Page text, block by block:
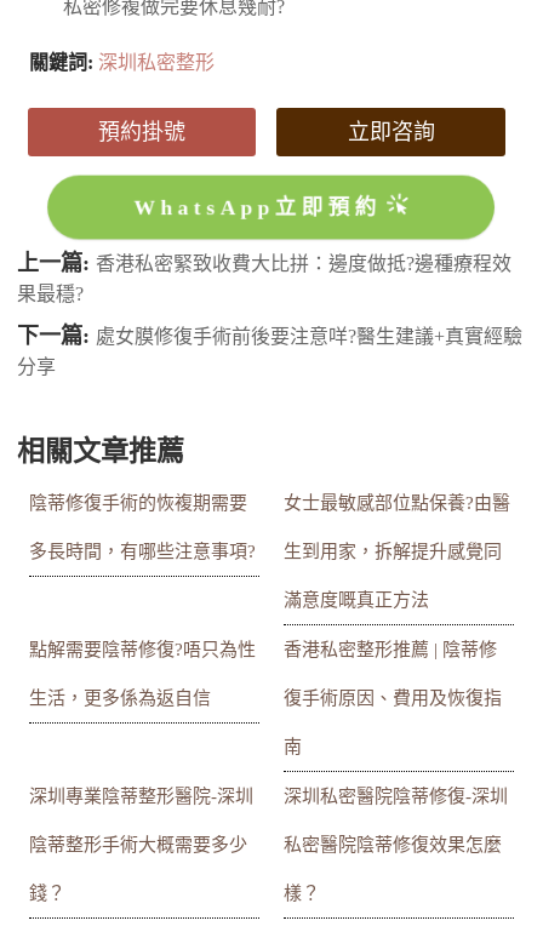
私密修複做完要休息幾耐?
關鍵詞:深圳私密整形
預約掛號 立即咨詢
WhatsApp立即預約
上一篇: 香港私密緊致收費大比拼：邊度做抵?邊種療程效
果最穩?
下一篇: 處女膜修復手術前後要注意咩?醫生建議+真實經驗
分享
相關文章推薦
陰蒂修復手術的恢複期需要
多長時間，有哪些注意事項?
女士最敏感部位點保養?由醫
生到用家，拆解提升感覺同
滿意度嘅真正方法
點解需要陰蒂修復?唔只為性
生活，更多係為返自信
香港私密整形推薦 | 陰蒂修
復手術原因、費用及恢復指
南
深圳專業陰蒂整形醫院-深圳
陰蒂整形手術大概需要多少
錢？
深圳私密醫院陰蒂修復-深圳
私密醫院陰蒂修復效果怎麼
樣？